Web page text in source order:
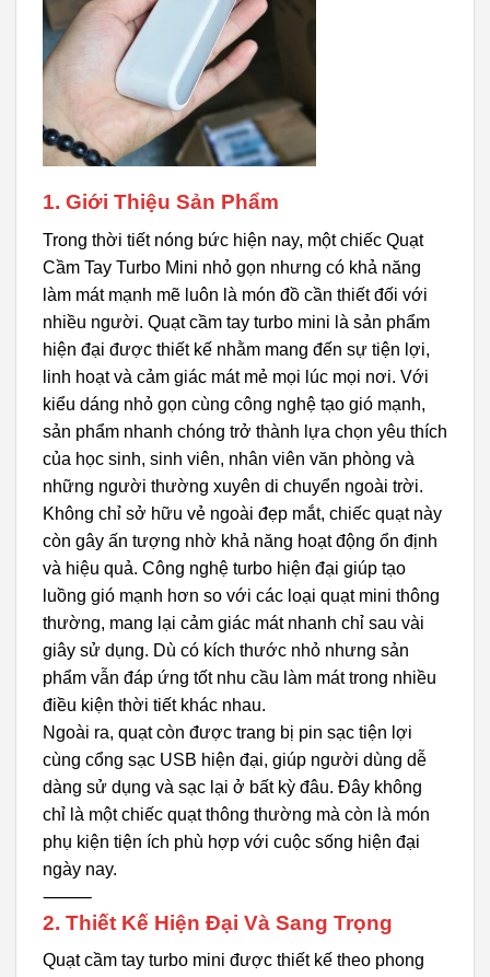
1. Giới Thiệu Sản Phẩm
Trong thời tiết nóng bức hiện nay, một chiếc Quạt
Cầm Tay Turbo Mini nhỏ gọn nhưng có khả năng
làm mát mạnh mẽ luôn là món đồ cần thiết đối với
nhiều người. Quạt cầm tay turbo mini là sản phẩm
hiện đại được thiết kế nhằm mang đến sự tiện lợi,
linh hoạt và cảm giác mát mẻ mọi lúc mọi nơi. Với
kiểu dáng nhỏ gọn cùng công nghệ tạo gió mạnh,
sản phẩm nhanh chóng trở thành lựa chọn yêu thích
của học sinh, sinh viên, nhân viên văn phòng và
những người thường xuyên di chuyển ngoài trời.
Không chỉ sở hữu vẻ ngoài đẹp mắt, chiếc quạt này
còn gây ấn tượng nhờ khả năng hoạt động ổn định
và hiệu quả. Công nghệ turbo hiện đại giúp tạo
luồng gió mạnh hơn so với các loại quạt mini thông
thường, mang lại cảm giác mát nhanh chỉ sau vài
giây sử dụng. Dù có kích thước nhỏ nhưng sản
phẩm vẫn đáp ứng tốt nhu cầu làm mát trong nhiều
điều kiện thời tiết khác nhau.
Ngoài ra, quạt còn được trang bị pin sạc tiện lợi
cùng cổng sạc USB hiện đại, giúp người dùng dễ
dàng sử dụng và sạc lại ở bất kỳ đâu. Đây không
chỉ là một chiếc quạt thông thường mà còn là món
phụ kiện tiện ích phù hợp với cuộc sống hiện đại
ngày nay.
⸻
2. Thiết Kế Hiện Đại Và Sang Trọng
Quạt cầm tay turbo mini được thiết kế theo phong